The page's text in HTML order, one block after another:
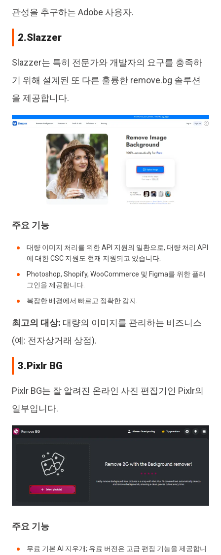
관성을 추구하는 Adobe 사용자.
2.Slazzer
Slazzer는 특히 전문가와 개발자의 요구를 충족하
기 위해 설계된 또 다른 훌륭한 remove.bg 솔루션
을 제공합니다.
주요 기능
대량 이미지 처리를 위한 API 지원의 일환으로, 대량 처리 API
에 대한 CSC 지원도 현재 지원되고 있습니다.
Photoshop, Shopify, WooCommerce 및 Figma를 위한 플러
그인을 제공합니다.
복잡한 배경에서 빠르고 정확한 감지.
최고의 대상: 대량의 이미지를 관리하는 비즈니스
(예: 전자상거래 상점).
3.Pixlr BG
Pixlr BG는 잘 알려진 온라인 사진 편집기인 Pixlr의
일부입니다.
주요 기능
무료 기본 AI 지우개; 유료 버전은 고급 편집 기능을 제공합니